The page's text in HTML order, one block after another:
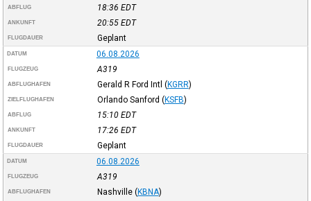
ABFLUG 18:36 EDT
ANKUNFT 20:55 EDT
FLUGDAUER Geplant
DATUM 06.08.2026
FLUGZEUG A319
ABFLUGHAFEN Gerald R Ford Intl (KGRR)
ZIELFLUGHAFEN Orlando Sanford (KSFB)
ABFLUG 15:10 EDT
ANKUNFT 17:26 EDT
FLUGDAUER Geplant
DATUM 06.08.2026
FLUGZEUG A319
ABFLUGHAFEN Nashville (KBNA)